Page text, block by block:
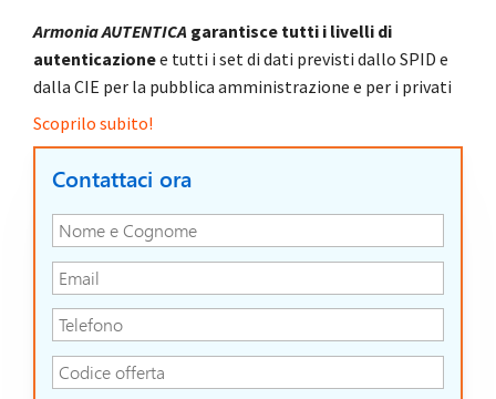
Armonia AUTENTICA garantisce tutti i livelli di
autenticazionee tutti i set di dati previsti dallo SPID e
dalla CIE per la pubblica amministrazione e per i privati
Scoprilo subito!
Contattaci ora